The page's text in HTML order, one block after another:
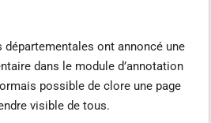
départementales ont annoncé une
dans le module d’annotation
possible de clore une page
visible de tous.